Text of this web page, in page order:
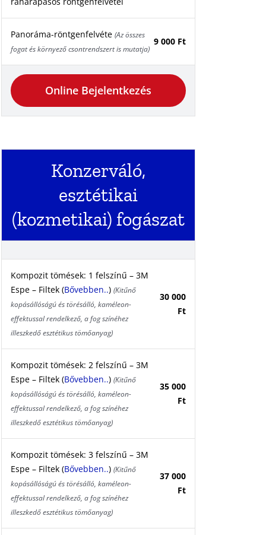
Panoráma-röntgenfelvéte(Az összes
fogat és környező csontrendszert is mutatja)
9 000 Ft
Online Bejelentkezés
Konzerváló,
esztétikai
(kozmetikai) fogászat
Kompozit tömések: 1 felszínű – 3M
Espe – Filtek (Bővebben..)(Kitűnő
kopásállóságú és törésálló, kaméleon-
effektussal rendelkező, a fog színéhez
illeszkedő esztétikus tömőanyag)
30 000
Ft
Kompozit tömések: 2 felszínű – 3M
Espe – Filtek (Bővebben..)(Kitűnő
kopásállóságú és törésálló, kaméleon-
effektussal rendelkező, a fog színéhez
illeszkedő esztétikus tömőanyag)
35 000
Ft
Kompozit tömések: 3 felszínű – 3M
Espe – Filtek (Bővebben..)(Kitűnő
kopásállóságú és törésálló, kaméleon-
effektussal rendelkező, a fog színéhez
illeszkedő esztétikus tömőanyag)
37 000
Ft